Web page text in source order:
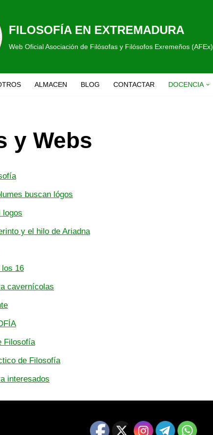
FILOSOFÍA EN EXTREMADURA
Web Oficial Asociación de Filósofas y Filósofos Exremeños (AFEx)
ALMACEN BLOG CONTACTAR DOCENCIA
y Webs
buscan lógos
logos
y el hilo de Ariadna
los 16
cavernícolas
Filosofía
de Filosofía
interesados